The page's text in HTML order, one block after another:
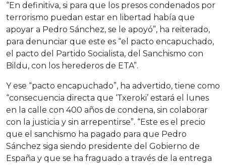
“En definitiva, si para que los presos condenados por
terrorismo puedan estar en libertad había que
apoyar a Pedro Sánchez, se le apoyó”, ha reiterado,
para denunciar que este es “el pacto encapuchado,
el pacto del Partido Socialista, del Sanchismo con
Bildu, con los herederos de ETA”.
Y ese “pacto encapuchado”, ha advertido, tiene como
“consecuencia directa que ‘Txeroki’ estará el lunes
en la calle con 400 años de condena, sin colaborar
con la justicia y sin arrepentirse”. “Este es el precio
que el sanchismo ha pagado para que Pedro
Sánchez siga siendo presidente del Gobierno de
España y que se ha fraguado a través de la entrega